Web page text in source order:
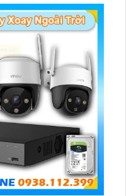
hợp cho việc giám sát
như nhà ở, chung cư,